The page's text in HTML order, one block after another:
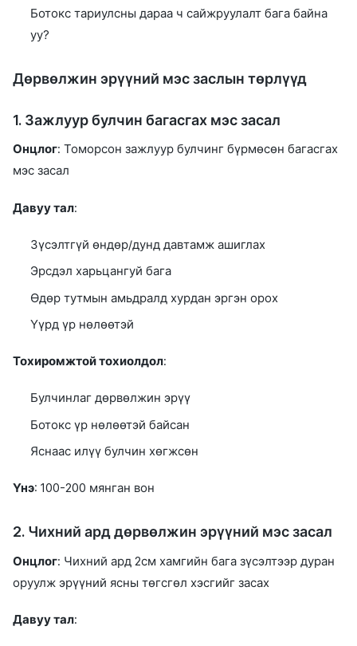
Ботокс тариулсны дараа ч сайжруулалт бага байна
уу?
Дөрвөлжин эрүүний мэс заслын төрлүүд
1. Зажлуур булчин багасгах мэс засал
Онцлог: Томорсон зажлуур булчинг бүрмөсөн багасгах
мэс засал
Давуу тал:
Зүсэлтгүй өндөр/дунд давтамж ашиглах
Эрсдэл харьцангуй бага
Өдөр тутмын амьдралд хурдан эргэн орох
Үүрд үр нөлөөтэй
Тохиромжтой тохиолдол:
Булчинлаг дөрвөлжин эрүү
Ботокс үр нөлөөтэй байсан
Яснаас илүү булчин хөгжсөн
Үнэ: 100-200 мянган вон
2. Чихний ард дөрвөлжин эрүүний мэс засал
Онцлог: Чихний ард 2см хамгийн бага зүсэлтээр дуран
оруулж эрүүний ясны төгсгөл хэсгийг засах
Давуу тал: